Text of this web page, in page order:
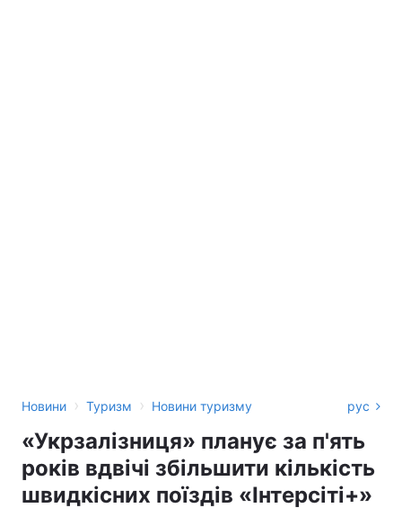
Новини › Туризм › Новини туризму рус
«Укрзалізниця» планує за п'ять
років вдвічі збільшити кількість
швидкісних поїздів «Інтерсіті+»